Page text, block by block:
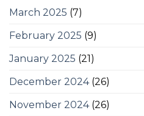
March 2025 (7)
February 2025 (9)
January 2025 (21)
December 2024(26)
November 2024(26)